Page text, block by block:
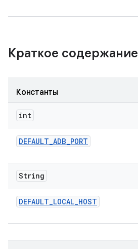
Краткое содержание
Константы
int
DEFAULT_ADB_PORT
String
DEFAULT_LOCAL_HOST